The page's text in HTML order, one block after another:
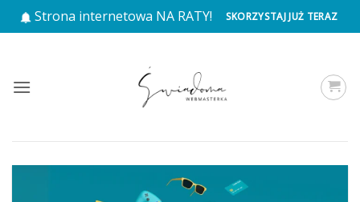
Przewiń
do
Strona internetowa NA RATY! SKORZYSTAJ JUŻ TERAZ